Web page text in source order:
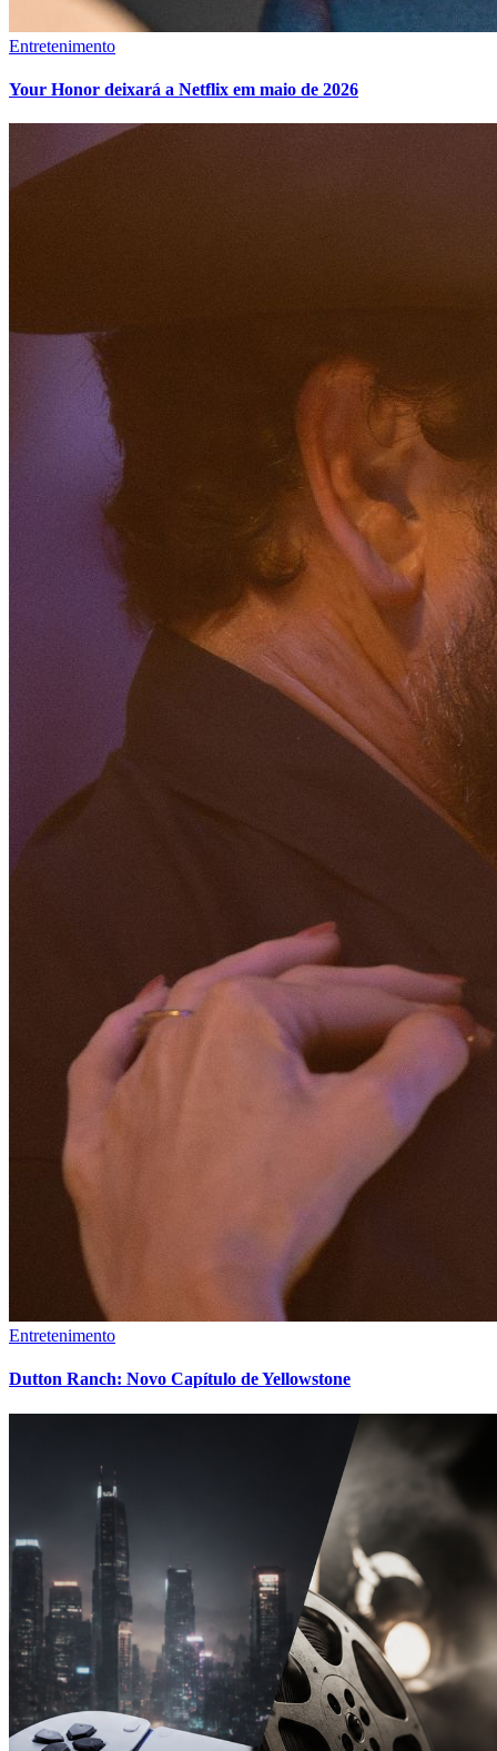
Entretenimento
Your Honor deixará a Netflix em maio de 2026
Entretenimento
Dutton Ranch: Novo Capítulo de Yellowstone